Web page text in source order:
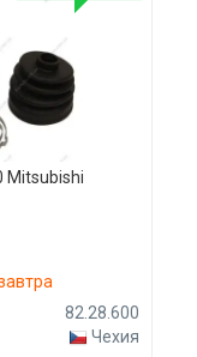
Mitsubishi
82.28.600
Чехия